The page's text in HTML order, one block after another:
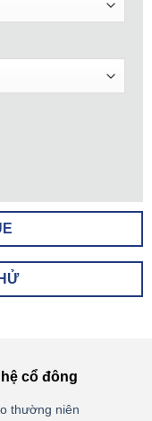
cổ đông
thường niên